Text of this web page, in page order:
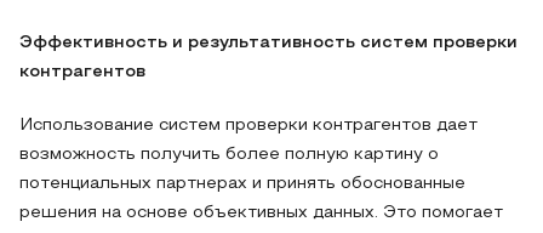
Эффективность и результативность систем проверки
контрагентов
Использование систем проверки контрагентов дает
возможность получить более полную картину о
потенциальных партнерах и принять обоснованные
решения на основе объективных данных. Это помогает